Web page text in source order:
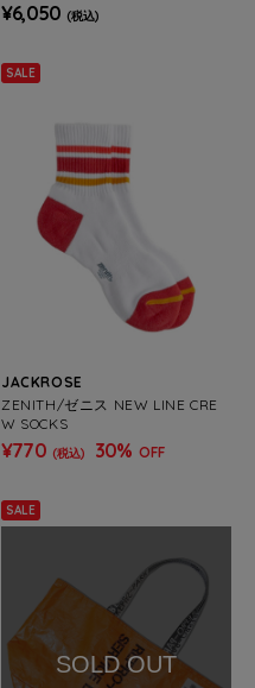
¥6,050 (税込)
SALE
JACKROSE
ZENITH/ゼニス NEW LINE CRE
W SOCKS
¥770 (税込) 30% OFF
SALE
SOLD OUT